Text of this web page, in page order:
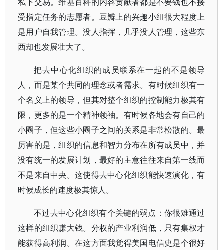
受指定任务的志愿者。豆瓣上的兴趣小组很大程度上
是用户自我管理。没人指挥，几乎没人管理，这些东
西却也发展壮大了。
把去中心化组织的成员联系在一起的不是领导
人，而是某个共同的理念或者需求。有时候组织有一
个名义上的领导，但其对整个组织的控制能力极其有
限，更多的是一个精神领袖。有时候各地会有自己的
小圈子，但这些小圈子之间的关系是非常松散的。最
厉害的是，组织的信息和智力分布在所有成员中，并
没有统一的发展计划，最好的主意往往来自第一线而
不是来自中央。这使得去中心化组织能快速演化，有
时候成长的速度极其惊人。
不过去中心化组织有个关键的弱点：你很难通过
这样的组织赚大钱。分权的产业利润低，只有集权才
能获得高利润。在这方面我觉得美国电信史是个很好